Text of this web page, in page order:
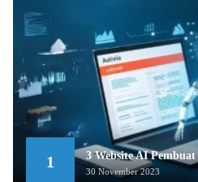
1 3 Website AI
30 November 2023